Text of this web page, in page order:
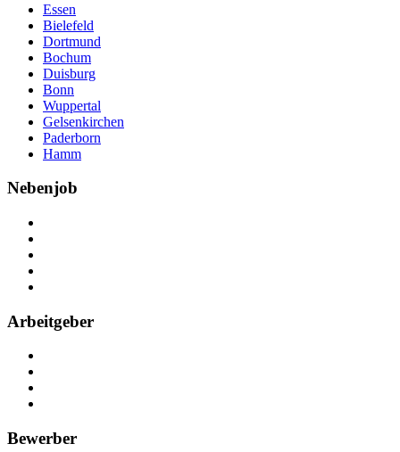
Essen
Bielefeld
Dortmund
Bochum
Duisburg
Bonn
Wuppertal
Gelsenkirchen
Paderborn
Hamm
Nebenjob
Arbeitgeber
Bewerber